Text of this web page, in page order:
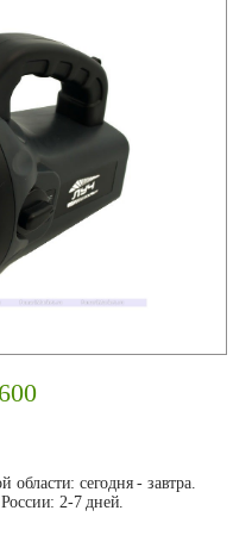
области: сегодня - завтра.
2-7 дней.